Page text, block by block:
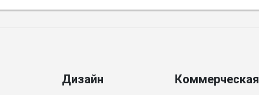
Дизайн Коммерческая